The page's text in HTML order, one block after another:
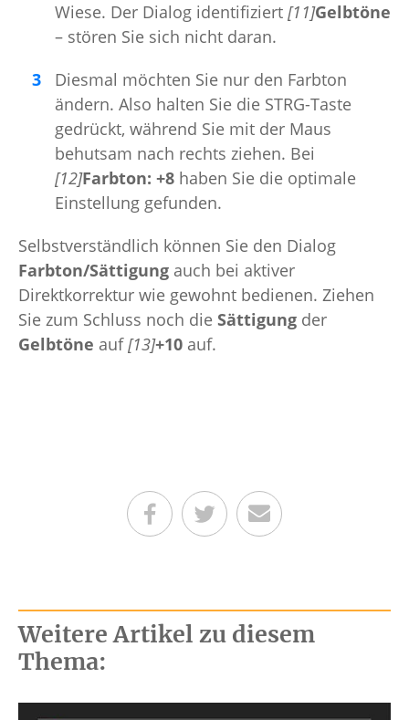
Wiese. Der Dialog identifiziert [11]Gelbtöne
– stören Sie sich nicht daran.
Diesmal möchten Sie nur den Farbton
ändern. Also halten Sie die STRG-Taste
gedrückt, während Sie mit der Maus
behutsam nach rechts ziehen. Bei
[12]Farbton: +8 haben Sie die optimale
Einstellung gefunden.
Selbstverständlich können Sie den Dialog
Farbton/Sättigung auch bei aktiver
Direktkorrektur wie gewohnt bedienen. Ziehen
Sie zum Schluss noch die Sättigung der
Gelbtöne auf[13]+10 auf.
Teilen auf Facebook
Teilen auf Twitter
Per E-Mail senden
Weitere Artikel zu diesem
Thema: